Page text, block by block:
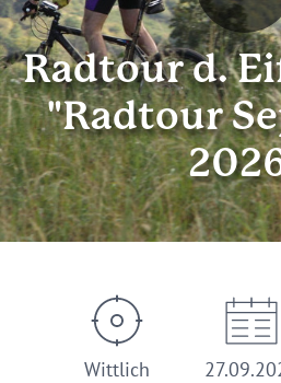
Radtour d.
"Radtour
Wittlich